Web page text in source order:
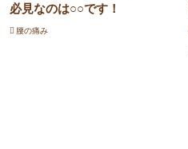
必見なのは○○です！
腰の痛み